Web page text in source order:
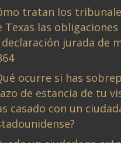
tratan los
Texas las
declaración jurada de
ocurre si has
de estancia de tu
casado con un